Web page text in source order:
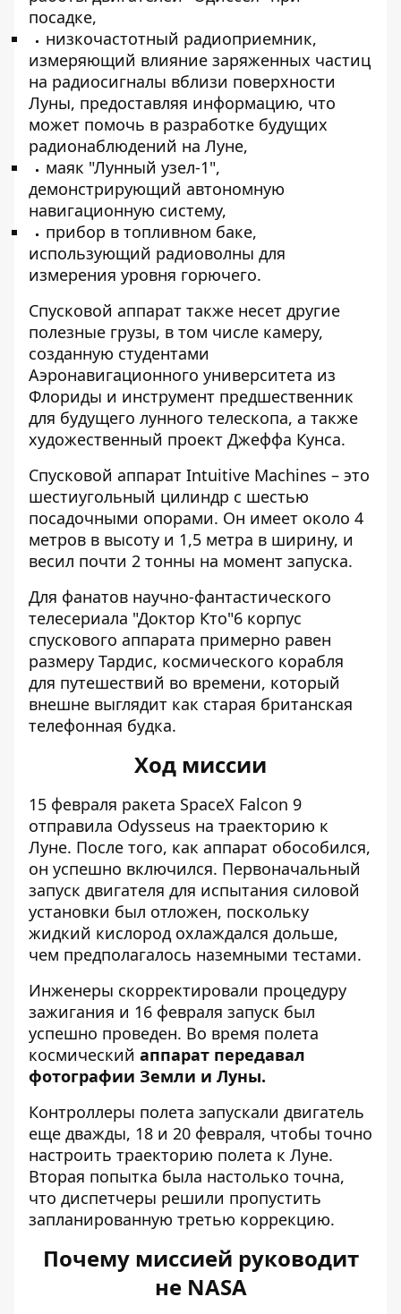
посадке,
низкочастотный радиоприемник,
измеряющий влияние заряженных частиц
на радиосигналы вблизи поверхности
Луны, предоставляя информацию, что
может помочь в разработке будущих
радионаблюдений на Луне,
маяк "Лунный узел-1",
демонстрирующий автономную
навигационную систему,
прибор в топливном баке,
использующий радиоволны для
измерения уровня горючего.
Спусковой аппарат также несет другие
полезные грузы, в том числе камеру,
созданную студентами
Аэронавигационного университета из
Флориды и инструмент предшественник
для будущего лунного телескопа, а также
художественный проект Джеффа Кунса.
Спусковой аппарат Intuitive Machines – это
шестиугольный цилиндр с шестью
посадочными опорами. Он имеет около 4
метров в высоту и 1,5 метра в ширину, и
весил почти 2 тонны на момент запуска.
Для фанатов научно-фантастического
телесериала "Доктор Кто"6 корпус
спускового аппарата примерно равен
размеру Тардис, космического корабля
для путешествий во времени, который
внешне выглядит как старая британская
телефонная будка.
Ход миссии
15 февраля ракета SpaceX Falcon 9
отправила Odysseus на траекторию к
Луне. После того, как аппарат обособился,
он успешно включился. Первоначальный
запуск двигателя для испытания силовой
установки был отложен, поскольку
жидкий кислород охлаждался дольше,
чем предполагалось наземными тестами.
Инженеры скорректировали процедуру
зажигания и 16 февраля запуск был
успешно проведен. Во время полета
космический аппарат передавал
фотографии Земли и Луны.
Контроллеры полета запускали двигатель
еще дважды, 18 и 20 февраля, чтобы точно
настроить траекторию полета к Луне.
Вторая попытка была настолько точна,
что диспетчеры решили пропустить
запланированную третью коррекцию.
Почему миссией руководит
не NASA